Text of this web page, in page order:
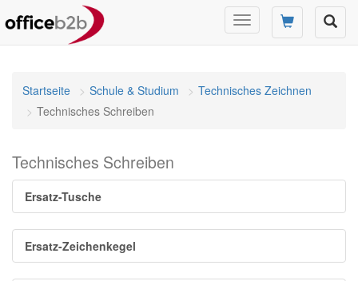
Navigation
umschalten
Startseite Schule & Studium
Technisches Zeichnen
Technisches Schreiben
Technisches Schreiben
Ersatz-Tusche
Ersatz-Zeichenkegel